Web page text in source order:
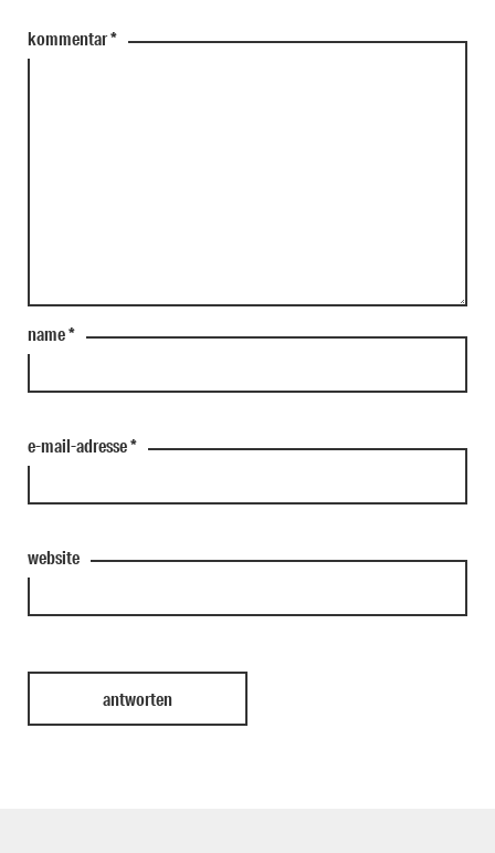
kommentar*
name*
e-mail-adresse*
website